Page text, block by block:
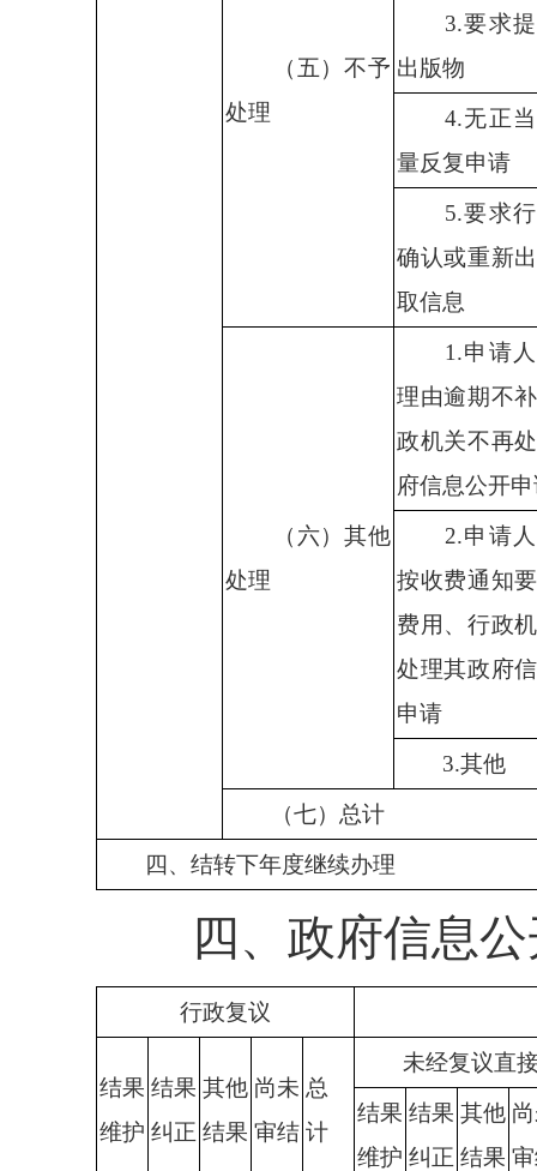
（五）不予
处理
3.要求
出版物
4.无正
量反复申请
5.要求
确认或重新
取信息
（六）其他
处理
1.申请
理由逾期不
政机关不再
府信息公开
2.申请
按收费通知
费用、行政
处理其政府
申请
3.其他
（七）总计
四 、 结转下年度继续办理
四、政府信息公
行政复议
结果
维护
结果
纠正
其他
结果
尚未
审结
总
计
未经复议直
结果
维护
结果
纠正
其他
结果